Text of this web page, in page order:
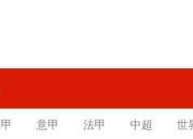
意甲 法甲 中超 世